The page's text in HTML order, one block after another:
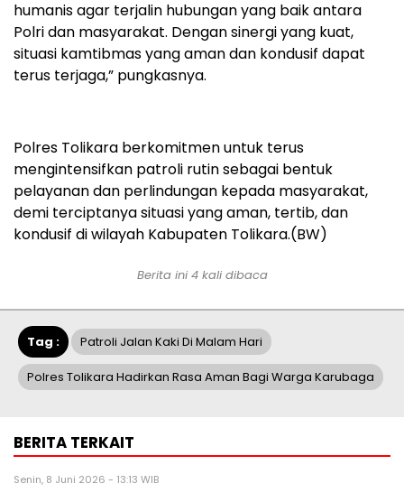
humanis agar terjalin hubungan yang baik antara
Polri dan masyarakat. Dengan sinergi yang kuat,
situasi kamtibmas yang aman dan kondusif dapat
terus terjaga,” pungkasnya.
Polres Tolikara berkomitmen untuk terus
mengintensifkan patroli rutin sebagai bentuk
pelayanan dan perlindungan kepada masyarakat,
demi terciptanya situasi yang aman, tertib, dan
kondusif di wilayah Kabupaten Tolikara.(BW)
Berita ini 4 kali dibaca
Tag : Patroli Jalan Kaki Di Malam Hari
Polres Tolikara Hadirkan Rasa Aman Bagi Warga Karubaga
BERITA TERKAIT
Senin, 8 Juni 2026 - 13:13 WIB